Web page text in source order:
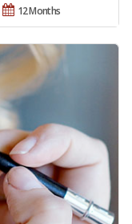
12 Months